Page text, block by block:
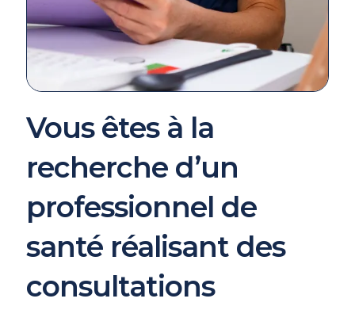
Vous êtes à la
recherche d’un
professionnel de
santé réalisant des
consultations